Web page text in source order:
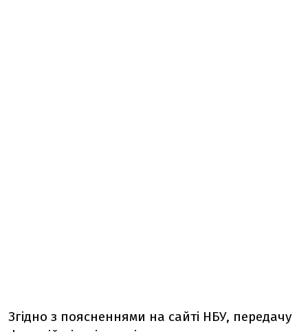
Згідно з поясненнями на сайті НБУ, передачу